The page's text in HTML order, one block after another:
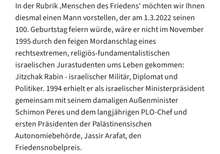
In der Rubrik ‚Menschen des Friedens‘ möchten wir Ihnen
diesmal einen Mann vorstellen, der am 1.3.2022 seinen
100. Geburtstag feiern würde, wäre er nicht im November
1995 durch den feigen Mordanschlag eines
rechtsextremen, religiös-fundamentalistischen
israelischen Jurastudenten ums Leben gekommen:
Jitzchak Rabin - israelischer Militär, Diplomat und
Politiker. 1994 erhielt er als israelischer Ministerpräsident
gemeinsam mit seinem damaligen Außenminister
Schimon Peres und dem langjährigen PLO-Chef und
ersten Präsidenten der Palästinensischen
Autonomiebehörde, Jassir Arafat, den
Friedensnobelpreis.